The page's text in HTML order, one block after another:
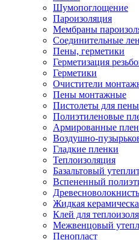
Шумопоглощение
Пароизоляция
Мембраны
Соединительные
Пены, герметики
Герметизация
Герметики
Очистители
Пены монтажные
Пистолеты для
Полиэтиленовые
Армированные
Воздушно-
Гладкие пленки
Теплоизоляция
Базальтовый
Вспененный
Жидкая
Клей для
Межвенцовый
Пенопласт